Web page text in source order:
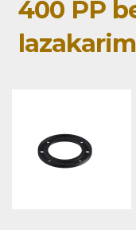
400 PP